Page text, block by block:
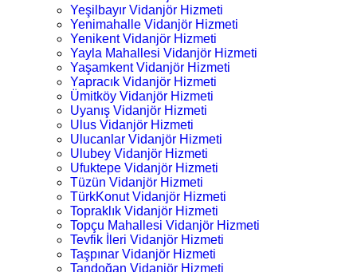
Yeşilbayır Vidanjör Hizmeti
Yenimahalle Vidanjör Hizmeti
Yenikent Vidanjör Hizmeti
Yayla Mahallesi Vidanjör Hizmeti
Yaşamkent Vidanjör Hizmeti
Yapracık Vidanjör Hizmeti
Ümitköy Vidanjör Hizmeti
Uyanış Vidanjör Hizmeti
Ulus Vidanjör Hizmeti
Ulucanlar Vidanjör Hizmeti
Ulubey Vidanjör Hizmeti
Ufuktepe Vidanjör Hizmeti
Tüzün Vidanjör Hizmeti
TürkKonut Vidanjör Hizmeti
Topraklık Vidanjör Hizmeti
Topçu Mahallesi Vidanjör Hizmeti
Tevfik İleri Vidanjör Hizmeti
Taşpınar Vidanjör Hizmeti
Tandoğan Vidanjör Hizmeti